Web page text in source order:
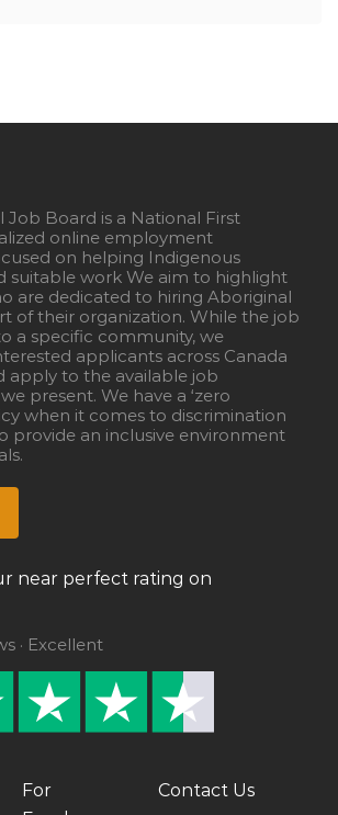
Job Board is a National First
online employment
on helping Indigenous
suitable work We aim to highlight
are dedicated to hiring Aboriginal
of their organization. While the job
a specific community, we
applicants across Canada
apply to the available job
present. We have a ‘zero
when it comes to discrimination
provide an inclusive environment
near perfect rating on
· Excellent
For
Contact Us